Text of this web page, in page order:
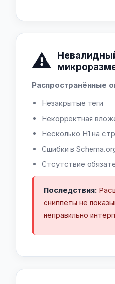
⚠️
Распространённые
Незакрытые теги
Некорректная
Несколько H1 на
Ошибки в
Отсутствие
Последствия:
сниппеты не
неправильно